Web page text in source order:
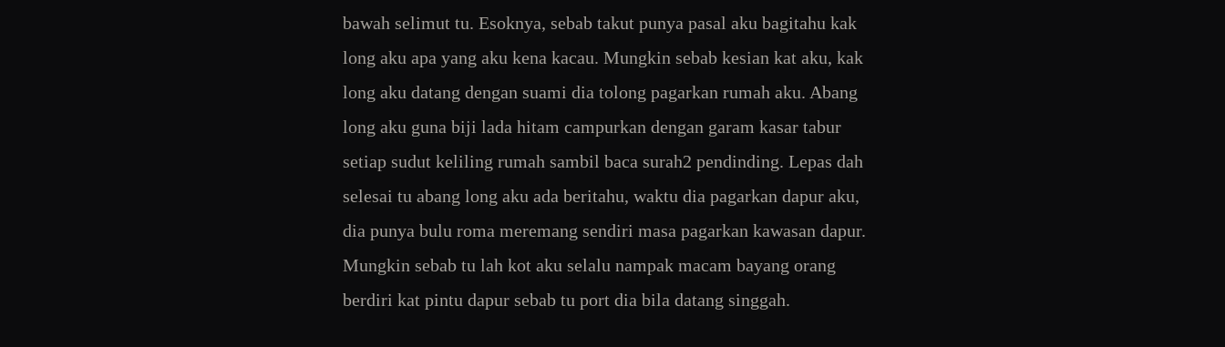
bawah selimut tu. Esoknya, sebab takut punya pasal aku bagitahu kak
long aku apa yang aku kena kacau. Mungkin sebab kesian kat aku, kak
long aku datang dengan suami dia tolong pagarkan rumah aku. Abang
long aku guna biji lada hitam campurkan dengan garam kasar tabur
setiap sudut keliling rumah sambil baca surah2 pendinding. Lepas dah
selesai tu abang long aku ada beritahu, waktu dia pagarkan dapur aku,
dia punya bulu roma meremang sendiri masa pagarkan kawasan dapur.
Mungkin sebab tu lah kot aku selalu nampak macam bayang orang
berdiri kat pintu dapur sebab tu port dia bila datang singgah.